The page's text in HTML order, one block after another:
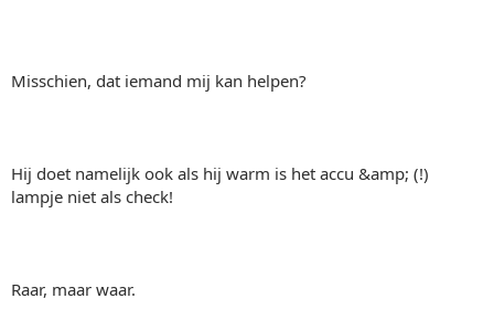
Misschien, dat iemand mij kan helpen?
Hij doet namelijk ook als hij warm is het accu &amp; (!)
lampje niet als check!
Raar, maar waar.